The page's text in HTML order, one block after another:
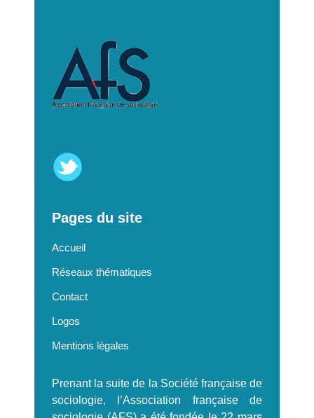
Pages du site
Accueil
Réseaux thématiques
Contact
Logos
Mentions légales
Prenant la suite de la Société française de
sociologie, l’Association française de